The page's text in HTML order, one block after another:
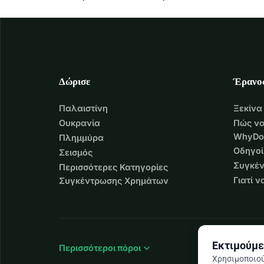
Δώρισε
Παλαιστίνη
Ουκρανία
Πλημμύρα
Σεισμός
Περισσότερες Κατηγορίες
Συγκέντρωσης Χρημάτων
Πώς να
Γιατί
Περισσότεροι πόροιexpand_more